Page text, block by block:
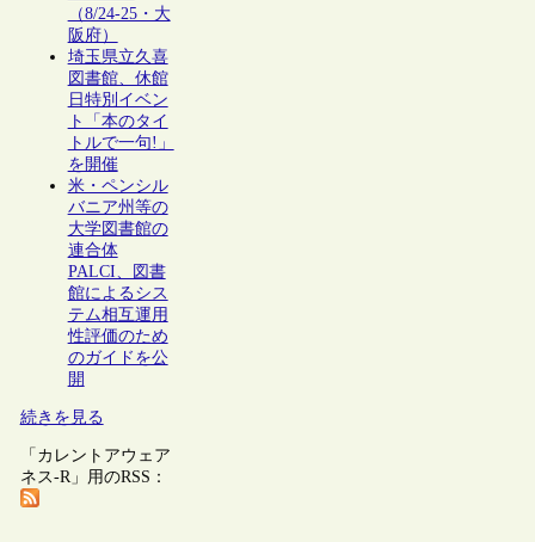
（8/24-25・大
阪府）
埼玉県立久喜
図書館、休館
日特別イベン
ト「本のタイ
トルで一句!」
を開催
米・ペンシル
バニア州等の
大学図書館の
連合体
PALCI、図書
館によるシス
テム相互運用
性評価のため
のガイドを公
開
続きを見る
「カレントアウェア
ネス-R」用のRSS：